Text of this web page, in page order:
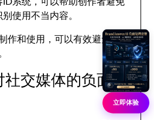
使用不当内容。
作和使用，可以有效避免版权
交媒体的负面声
立即体验